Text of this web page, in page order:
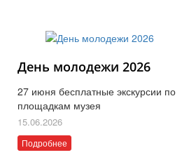
День молодежи 2026
27 июня бесплатные экскурсии по
площадкам музея
15.06.2026
Подробнее